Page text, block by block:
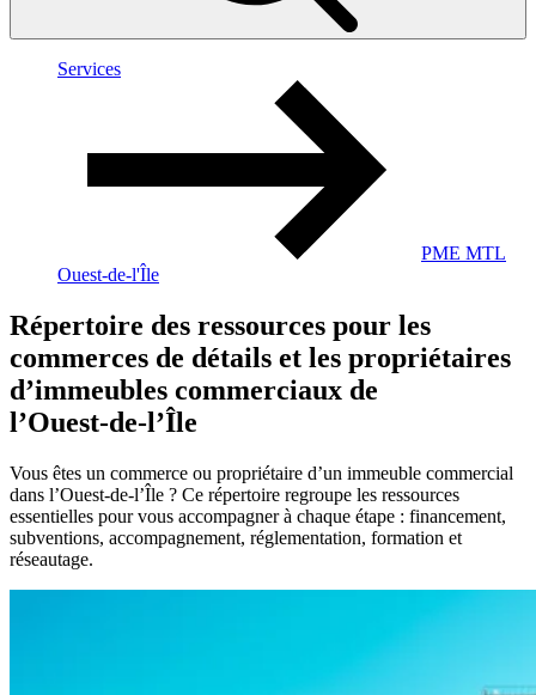
Services
PME MTL
Ouest-de-l'Île
Répertoire des ressources pour les
commerces de détails et les propriétaires
d’immeubles commerciaux de
l’Ouest-de-l’Île
Vous êtes un commerce ou propriétaire d’un immeuble commercial
dans l’Ouest-de-l’Île ? Ce répertoire regroupe les ressources
essentielles pour vous accompagner à chaque étape : financement,
subventions, accompagnement, réglementation, formation et
réseautage.